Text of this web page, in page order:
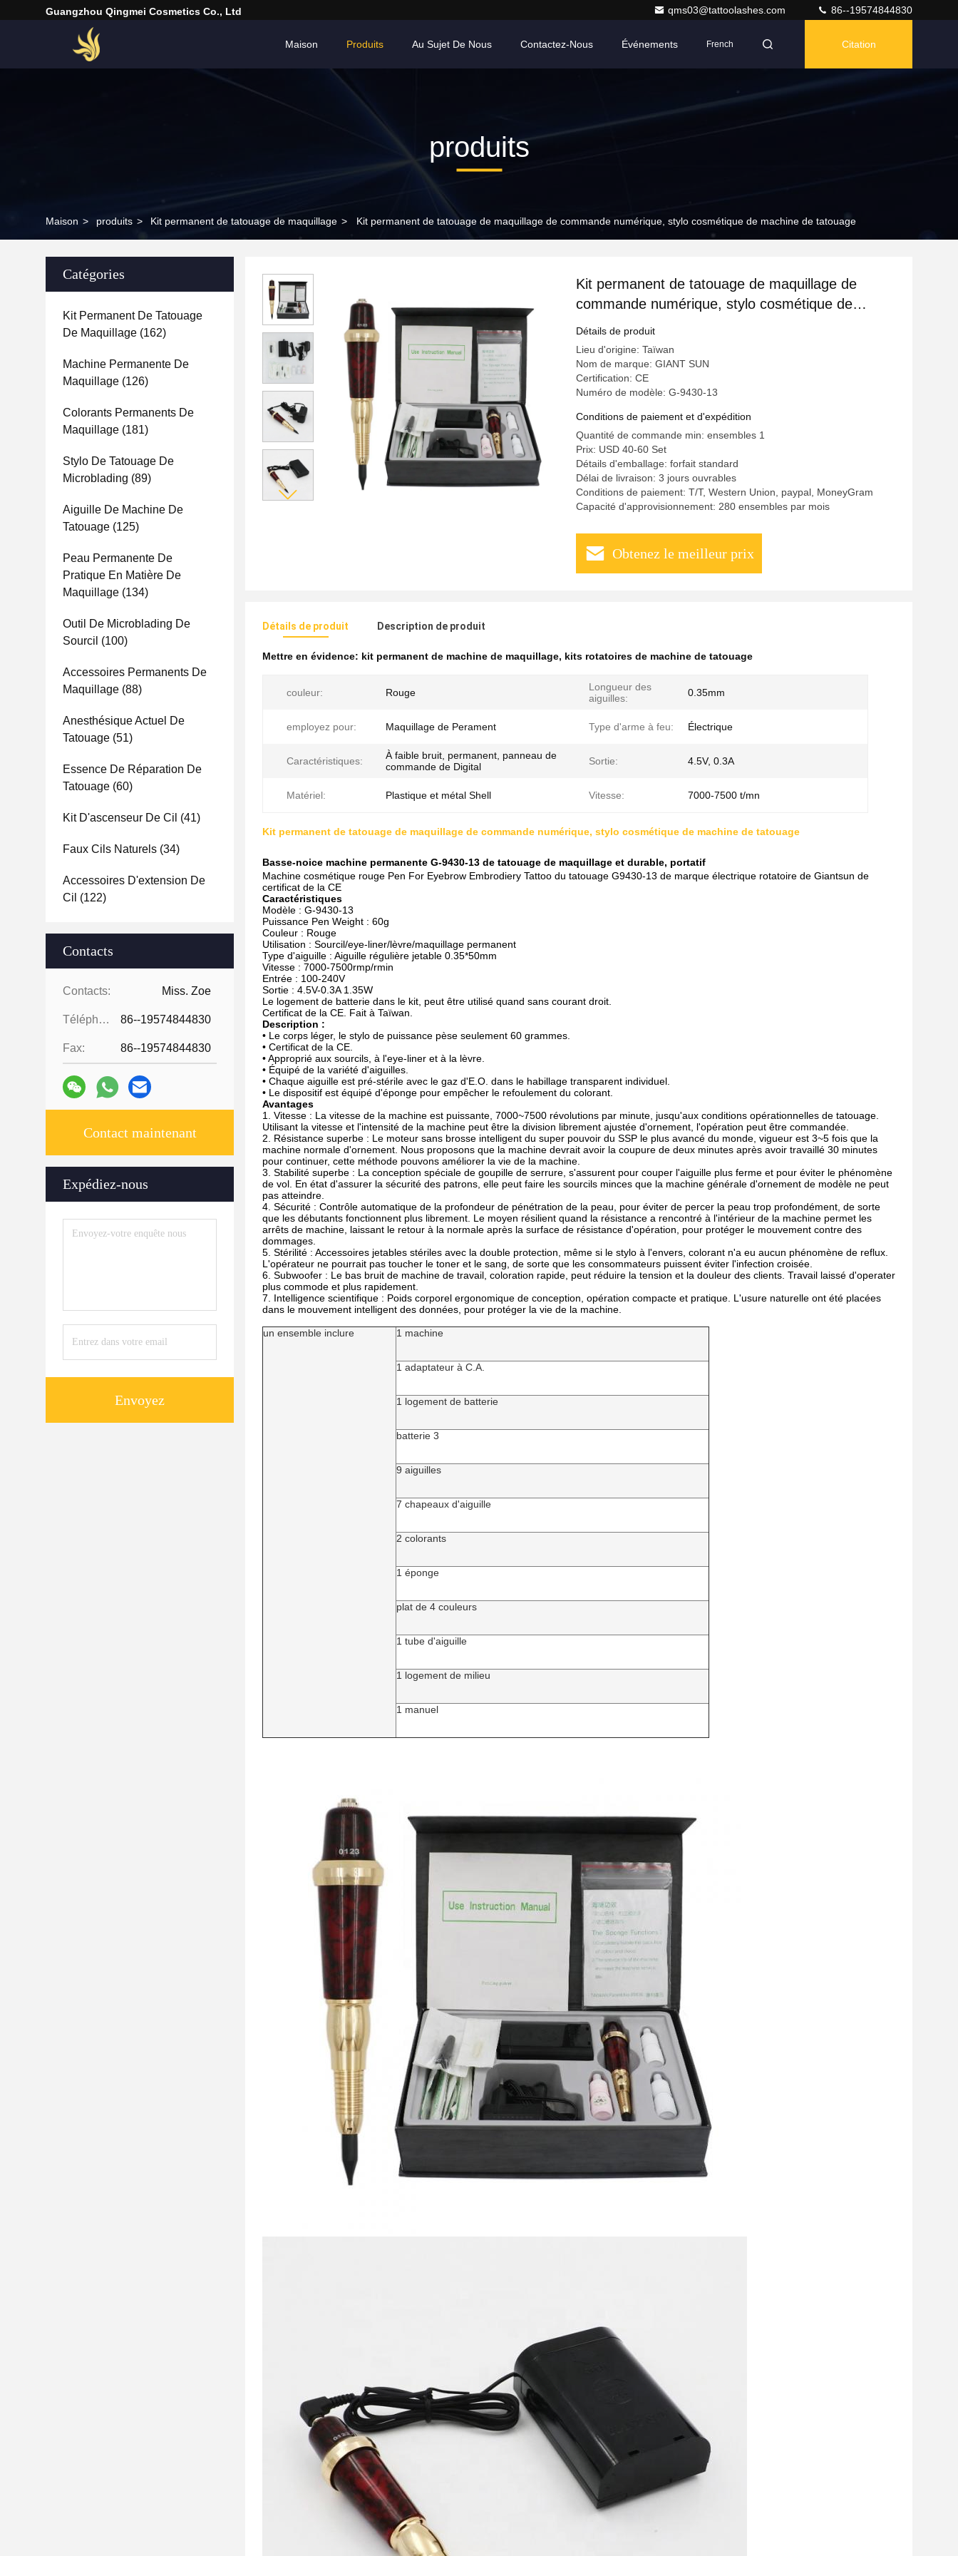
Guangzhou Qingmei Cosmetics Co., Ltd qms03@tattoolashes.com 86--19574844830
Maison Produits Au Sujet De Nous Contactez-Nous Événements French Citation
produits
Maison > produits > Kit permanent de tatouage de maquillage > Kit permanent de tatouage de maquillage de commande numérique, stylo cosmétique de machine de tatouage
Catégories
Kit Permanent De Tatouage
De Maquillage (162)
Machine Permanente De
Maquillage (126)
Colorants Permanents De
Maquillage (181)
Stylo De Tatouage De
Microblading (89)
Aiguille De Machine De
Tatouage (125)
Peau Permanente De
Pratique En Matière De
Maquillage (134)
Outil De Microblading De
Sourcil (100)
Accessoires Permanents De
Maquillage (88)
Anesthésique Actuel De
Tatouage (51)
Essence De Réparation De
Tatouage (60)
Kit D'ascenseur De Cil (41)
Faux Cils Naturels (34)
Accessoires D'extension De
Cil (122)
Contacts
Contacts: Miss. Zoe
Téléphone: 86--19574844830
Fax: 86--19574844830
Contact maintenant
Expédiez-nous
Envoyez
Kit permanent de tatouage de maquillage de
commande numérique, stylo cosmétique de
machine de tatouage
Détails de produit
Lieu d'origine: Taïwan
Nom de marque: GIANT SUN
Certification: CE
Numéro de modèle: G-9430-13
Conditions de paiement et d'expédition
Quantité de commande min: ensembles 1
Prix: USD 40-60 Set
Détails d'emballage: forfait standard
Délai de livraison: 3 jours ouvrables
Conditions de paiement: T/T, Western Union, paypal, MoneyGram
Capacité d'approvisionnement: 280 ensembles par mois
Obtenez le meilleur prix
Détails de produit Description de produit
Mettre en évidence: kit permanent de machine de maquillage, kits rotatoires de machine de tatouage
couleur: Rouge
Longueur des
aiguilles:
0.35mm
employez pour: Maquillage de Perament Type d'arme à feu: Électrique
Caractéristiques:
À faible bruit, permanent, panneau de
commande de Digital
Sortie: 4.5V, 0.3A
Matériel: Plastique et métal Shell Vitesse: 7000-7500 t/mn
Kit permanent de tatouage de maquillage de commande numérique, stylo cosmétique de machine de tatouage
Basse-noice machine permanente G-9430-13 de tatouage de maquillage et durable, portatif
Machine cosmétique rouge Pen For Eyebrow Embrodiery Tattoo du tatouage G9430-13 de marque électrique rotatoire de Giantsun de
certificat de la CE
Caractéristiques
Modèle : G-9430-13
Puissance Pen Weight : 60g
Couleur : Rouge
Utilisation : Sourcil/eye-liner/lèvre/maquillage permanent
Type d'aiguille : Aiguille régulière jetable 0.35*50mm
Vitesse : 7000-7500rmp/rmin
Entrée : 100-240V
Sortie : 4.5V-0.3A 1.35W
Le logement de batterie dans le kit, peut être utilisé quand sans courant droit.
Certificat de la CE. Fait à Taïwan.
Description :
• Le corps léger, le stylo de puissance pèse seulement 60 grammes.
• Certificat de la CE.
• Approprié aux sourcils, à l'eye-liner et à la lèvre.
• Équipé de la variété d'aiguilles.
• Chaque aiguille est pré-stérile avec le gaz d'E.O. dans le habillage transparent individuel.
• Le dispositif est équipé d'éponge pour empêcher le refoulement du colorant.
Avantages
1. Vitesse : La vitesse de la machine est puissante, 7000~7500 révolutions par minute, jusqu'aux conditions opérationnelles de tatouage.
Utilisant la vitesse et l'intensité de la machine peut être la division librement ajustée d'ornement, l'opération peut être commandée.
2. Résistance superbe : Le moteur sans brosse intelligent du super pouvoir du SSP le plus avancé du monde, vigueur est 3~5 fois que la
machine normale d'ornement. Nous proposons que la machine devrait avoir la coupure de deux minutes après avoir travaillé 30 minutes
pour continuer, cette méthode pouvons améliorer la vie de la machine.
3. Stabilité superbe : La conception spéciale de goupille de serrure, s'assurent pour couper l'aiguille plus ferme et pour éviter le phénomène
de vol. En état d'assurer la sécurité des patrons, elle peut faire les sourcils minces que la machine générale d'ornement de modèle ne peut
pas atteindre.
4. Sécurité : Contrôle automatique de la profondeur de pénétration de la peau, pour éviter de percer la peau trop profondément, de sorte
que les débutants fonctionnent plus librement. Le moyen résilient quand la résistance a rencontré à l'intérieur de la machine permet les
arrêts de machine, laissant le retour à la normale après la surface de résistance d'opération, pour protéger le mouvement contre des
dommages.
5. Stérilité : Accessoires jetables stériles avec la double protection, même si le stylo à l'envers, colorant n'a eu aucun phénomène de reflux.
L'opérateur ne pourrait pas toucher le toner et le sang, de sorte que les consommateurs puissent éviter l'infection croisée.
6. Subwoofer : Le bas bruit de machine de travail, coloration rapide, peut réduire la tension et la douleur des clients. Travail laissé d'operater
plus commode et plus rapidement.
7. Intelligence scientifique : Poids corporel ergonomique de conception, opération compacte et pratique. L'usure naturelle ont été placées
dans le mouvement intelligent des données, pour protéger la vie de la machine.
un ensemble inclure 1 machine
1 adaptateur à C.A.
1 logement de batterie
batterie 3
9 aiguilles
7 chapeaux d'aiguille
2 colorants
1 éponge
plat de 4 couleurs
1 tube d'aiguille
1 logement de milieu
1 manuel